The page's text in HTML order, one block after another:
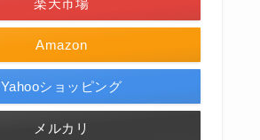
Amazon
楽天市場
Yahooショッピング
メルカリ